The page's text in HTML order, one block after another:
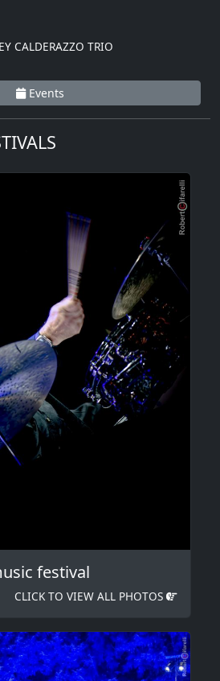
CALDERAZZO TRIO
Events
festival
CLICK TO VIEW ALL PHOTOS